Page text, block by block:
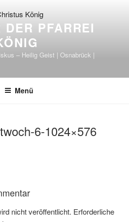
PFARREI
– Heilig Geist | Osnabrück |
Menü
6-1024×576
nicht veröffentlicht. Erforderliche